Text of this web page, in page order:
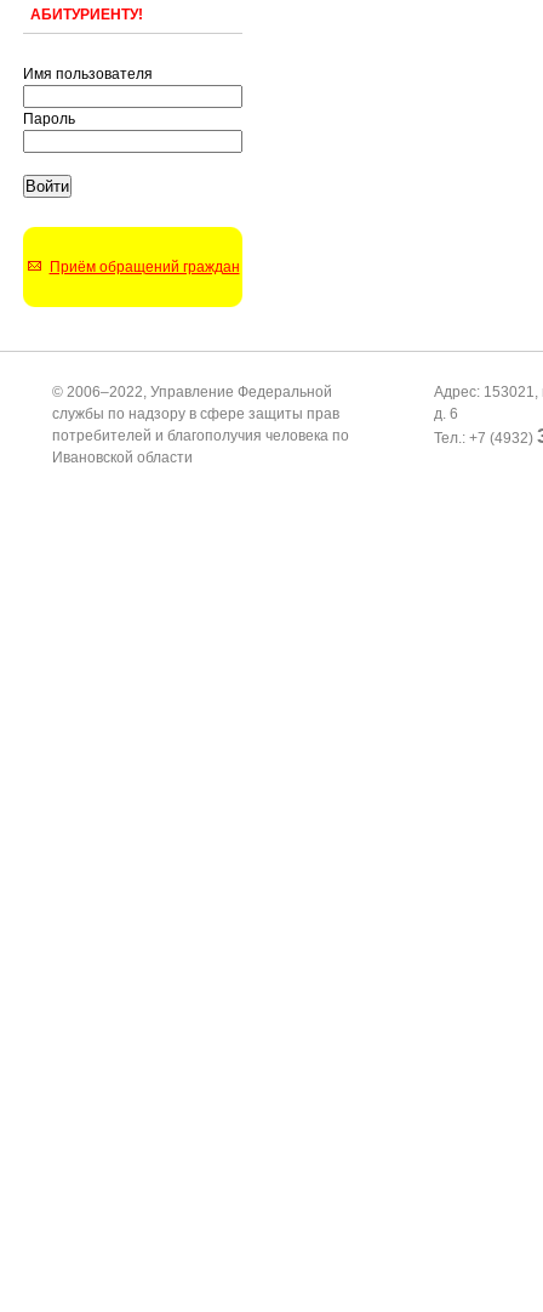
АБИТУРИЕНТУ!
Имя пользователя
Пароль
Приём обращений граждан
© 2006–2022, Управление Федеральной
службы по надзору в сфере защиты прав
потребителей и благополучия человека по
Ивановской области
Адрес: 153021,
д. 6
Тел.: +7 (4932)